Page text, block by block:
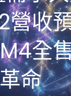
收
全
命